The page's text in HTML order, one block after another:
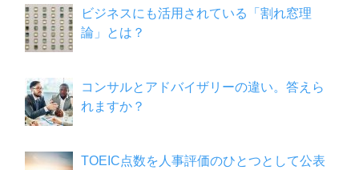
ビジネスにも活用されている「割れ窓理
論」とは？
コンサルとアドバイザリーの違い。答えら
れますか？
TOEIC点数を人事評価のひとつとして公表